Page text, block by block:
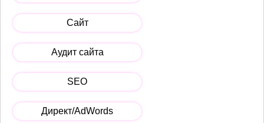
Сайт
Аудит сайта
SEO
Директ/AdWords